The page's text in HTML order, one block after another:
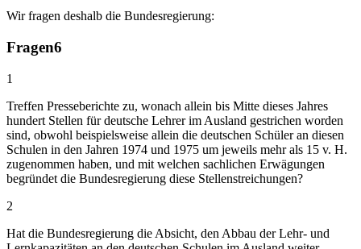
Wir fragen deshalb die Bundesregierung:
Fragen6
1
Treffen Presseberichte zu, wonach allein bis Mitte dieses Jahres
hundert Stellen für deutsche Lehrer im Ausland gestrichen worden
sind, obwohl beispielsweise allein die deutschen Schüler an diesen
Schulen in den Jahren 1974 und 1975 um jeweils mehr als 15 v. H.
zugenommen haben, und mit welchen sachlichen Erwägungen
begründet die Bundesregierung diese Stellenstreichungen?
2
Hat die Bundesregierung die Absicht, den Abbau der Lehr- und